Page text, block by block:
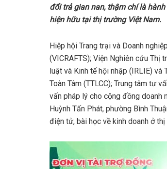
đổi trả gian nan, thậm chí là
hiện hữu tại thị trường Việt Nam.
Hiệp hội Trang trại và Doanh
(VICRAFTS); Viện Nghiên cứu Thị
luật và Kinh tế hội nhập (IRLIE)
Toàn Tâm (TTLCC); Trung tâm tư
vấn pháp lý cho cộng đồng
Huỳnh Tấn Phát, phường Bình
điện tử, bài học về kinh doanh ở